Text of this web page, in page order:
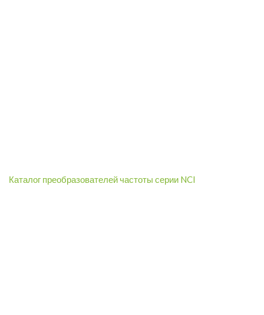
Каталог преобразователей частоты серии NCI